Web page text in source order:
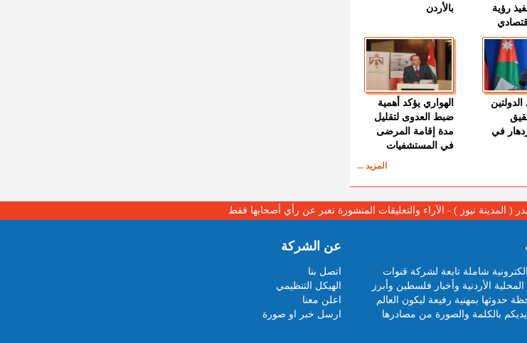
رؤية
بالأردن
في
الهواري يؤكد أهمية
ضبط العدوى لتقليل
مدة إقامة المرضى
في المستشفيات
المزيد ...
( المدينة نيوز ) - الآراء والتعليقات المنشورة تعبر عن رأي أصحابها فقط
الكترونية شاملة تابعة لشركة قنوات
المحلية الأردنية وأخبار فلسطين وأبرز
حدوثها بمهنية رفيعة ليكون العالم
بالكلمة والصورة من مصادرها
عن الشركة
اتصل بنا
الهيكل التنظيمي
اعلن معنا
ارسل خبر او صورة